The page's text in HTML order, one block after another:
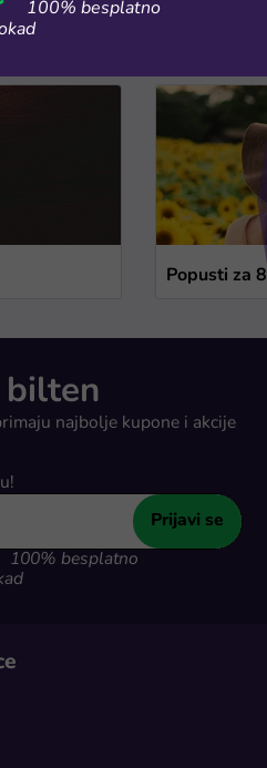
Popusti za
bilten
najbolje kupone i akcije
Prijavi se
100% besplatno
100% besplatno